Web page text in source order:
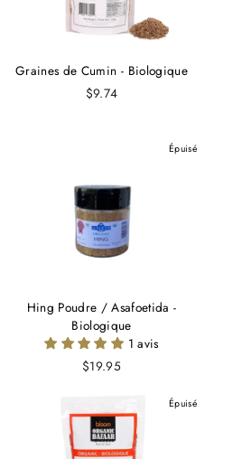
Graines de Cumin - Biologique
$9.74
Épuisé
Hing Poudre / Asafoetida -
Biologique
1 avis
$19.95
Épuisé